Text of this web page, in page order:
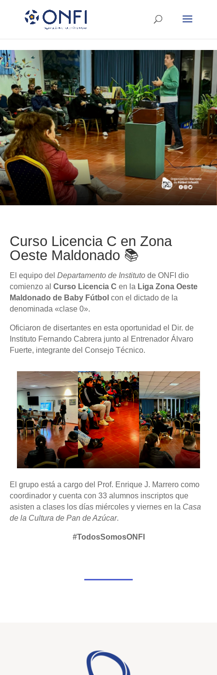
Curso Licencia C en Zona
Oeste Maldonado 📚
El equipo del Departamento de Instituto de ONFI dio
comienzo al Curso Licencia C en la Liga Zona Oeste
Maldonado de Baby Fútbol con el dictado de la
denominada «clase 0».
Oficiaron de disertantes en esta oportunidad el Dir. de
Instituto Fernando Cabrera junto al Entrenador Álvaro
Fuerte, integrante del Consejo Técnico.
El grupo está a cargo del Prof. Enrique J. Marrero como
coordinador y cuenta con 33 alumnos inscriptos que
asisten a clases los días miércoles y viernes en la Casa
de la Cultura de Pan de Azúcar.
#TodosSomosONFI